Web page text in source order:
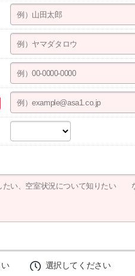
選択してください